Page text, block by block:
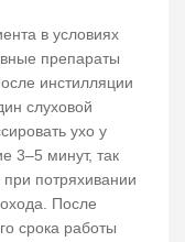
в условиях
препараты
инстилляции
слуховой
ухо у
3–5 минут, так
потряхивании
После
срока работы